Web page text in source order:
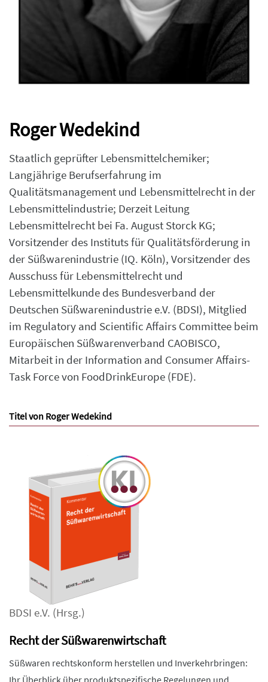
Roger Wedekind
Staatlich geprüfter Lebensmittelchemiker;
Langjährige Berufserfahrung im
Qualitätsmanagement und Lebensmittelrecht in der
Lebensmittelindustrie; Derzeit Leitung
Lebensmittelrecht bei Fa. August Storck KG;
Vorsitzender des Instituts für Qualitätsförderung in
der Süßwarenindustrie (IQ. Köln), Vorsitzender des
Ausschuss für Lebensmittelrecht und
Lebensmittelkunde des Bundesverband der
Deutschen Süßwarenindustrie e.V. (BDSI), Mitglied
im Regulatory and Scientific Affairs Committee beim
Europäischen Süßwarenverband CAOBISCO,
Mitarbeit in der Information and Consumer Affairs-
Task Force von FoodDrinkEurope (FDE).
Titel von Roger Wedekind
BDSI e.V. (Hrsg.)
Recht der Süßwarenwirtschaft
Süßwaren rechtskonform herstellen und Inverkehrbringen:
Ihr Überblick über produktspezifische Regelungen und